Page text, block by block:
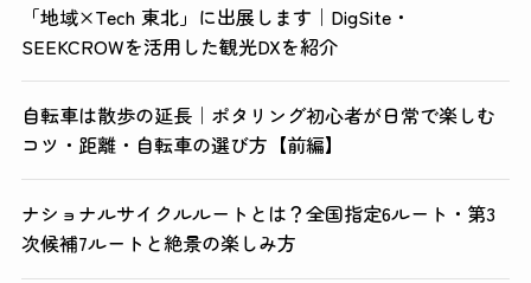
「地域×Tech 東北」に出展します｜DigSite・
SEEKCROWを活用した観光DXを紹介
自転車は散歩の延長｜ポタリング初心者が日常で楽しむ
コツ・距離・自転車の選び方【前編】
ナショナルサイクルルートとは？全国指定6ルート・第3
次候補7ルートと絶景の楽しみ方